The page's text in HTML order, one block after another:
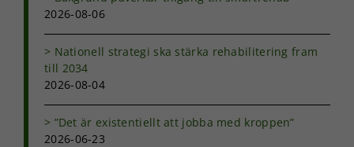
2026-08-06
Nationell strategi ska stärka rehabilitering fram
till 2034
2026-08-04
”Det är existentiellt att jobba med kroppen”
2026-06-23